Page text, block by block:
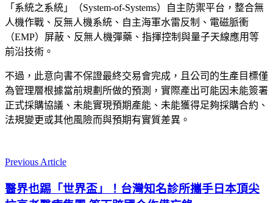
「系統之系統」（System-of-Systems）自主防禦平台，整合無
人機作戰、反無人機系統、自主海軍水雷反制、電磁脈衝
（EMP）屏蔽、反無人機彈藥、指揮控制與量子天線應用等
前沿技術。
不過，此意向書不保證最終交易會完成，且公司的生產目標僅
為管理層根據當前規劃所做的預測，實際產出可能因未能簽署
正式採購協議、未能實現預期產能、未能獲得足夠採購合約、
法規變更或其他風險而與預期有實質差異。
Previous Article
醫界也踢「世界盃」！台灣知名診所攜手日本頂尖